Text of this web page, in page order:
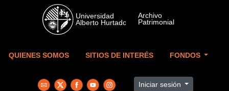
Skip to main content
QUIENES SOMOS SITIOS DE INTERÉS FONDOS
Iniciar sesión